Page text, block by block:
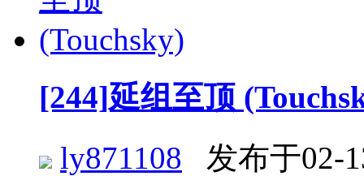
[244]延组至顶
ly871108 发布于02-